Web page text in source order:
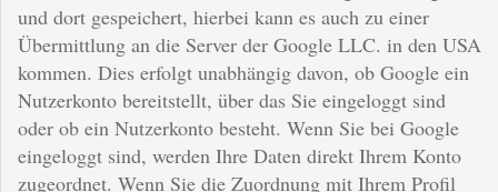
und dort gespeichert, hierbei kann es auch zu einer
Übermittlung an die Server der Google LLC. in den USA
kommen. Dies erfolgt unabhängig davon, ob Google ein
Nutzerkonto bereitstellt, über das Sie eingeloggt sind
oder ob ein Nutzerkonto besteht. Wenn Sie bei Google
eingeloggt sind, werden Ihre Daten direkt Ihrem Konto
zugeordnet. Wenn Sie die Zuordnung mit Ihrem Profil